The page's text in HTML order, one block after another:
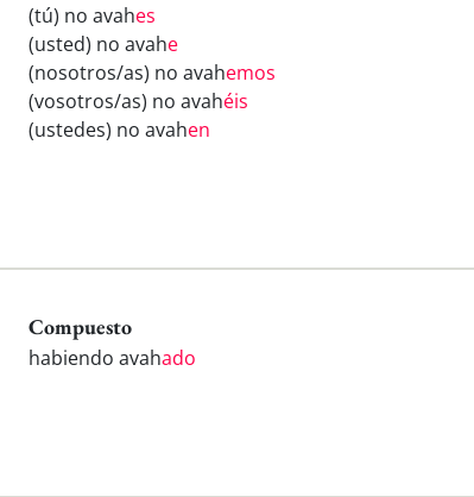
(tú) no avahes
(usted) no avahe
(nosotros/as) no avahemos
(vosotros/as) no avahéis
(ustedes) no avahen
Compuesto
habiendo avahado